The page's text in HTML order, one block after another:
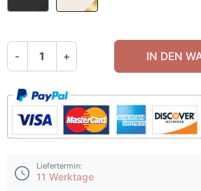
- + IN DEN
Liefertermin:
11 Werktage